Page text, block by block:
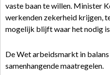
vaste baan te willen. Minister
werkenden zekerheid krijgen,
mogelijk blijft waar het nodig
De Wet arbeidsmarkt in
samenhangende maatregelen.